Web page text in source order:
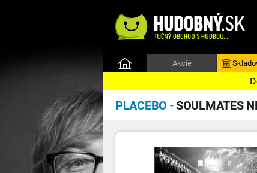
Akcie
PLACEBO -SOULMATES